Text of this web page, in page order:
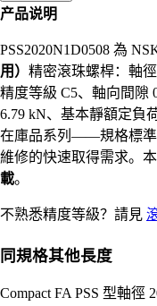
产品说明
PSS2020N1D0508 為
用） 精密滾珠螺桿：軸徑
精度等級 C5、軸向間隙
6.79 kN、基本靜額定負
在庫品系列——規格標準
維修的快速取得需求。
載。
不熟悉精度等級？請見
同規格其他長度
Compact FA PSS 型軸徑